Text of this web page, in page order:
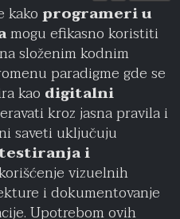
kako programeri u
mogu efikasno koristiti
složenim kodnim
paradigme gde se
kao digitalni
kroz jasna pravila i
saveti uključuju
i
vizuelnih
i dokumentovanje
Upotrebom ovih